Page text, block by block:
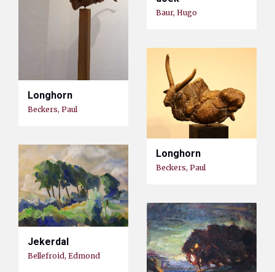
Baur, Hugo
Longhorn
Beckers, Paul
Longhorn
Beckers, Paul
Jekerdal
Bellefroid, Edmond